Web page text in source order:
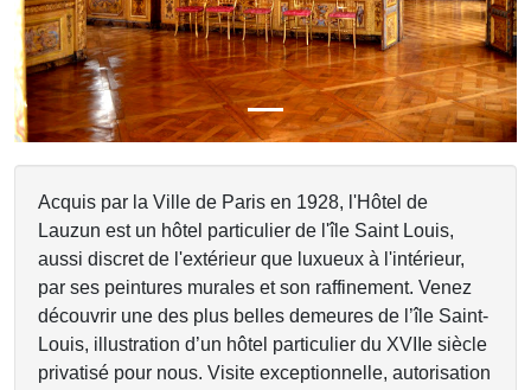
Acquis par la Ville de Paris en 1928, l'Hôtel de
Lauzun est un hôtel particulier de l'île Saint Louis,
aussi discret de l'extérieur que luxueux à l'intérieur,
par ses peintures murales et son raffinement. Venez
découvrir une des plus belles demeures de l’île Saint-
Louis, illustration d’un hôtel particulier du XVIIe siècle
privatisé pour nous. Visite exceptionnelle, autorisation